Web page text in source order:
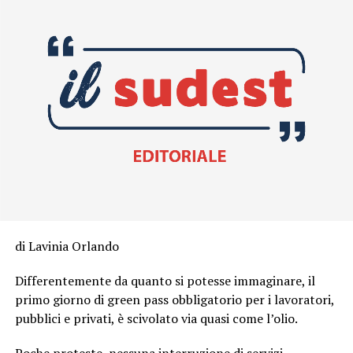
di Lavinia Orlando
Differentemente da quanto si potesse immaginare, il
primo giorno di green pass obbligatorio per i lavoratori,
pubblici e privati, è scivolato via quasi come l’olio.